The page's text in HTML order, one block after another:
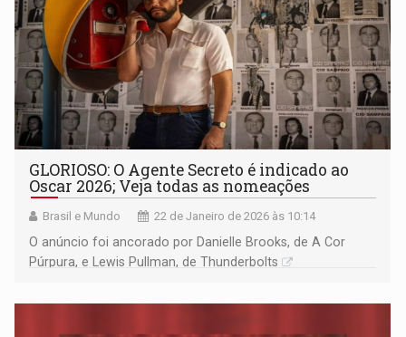
GLORIOSO: O Agente Secreto é indicado ao
Oscar 2026; Veja todas as nomeações
Brasil e Mundo 22 de Janeiro de 2026 às 10:14
O anúncio foi ancorado por Danielle Brooks, de A Cor
Púrpura, e Lewis Pullman, de Thunderbolts